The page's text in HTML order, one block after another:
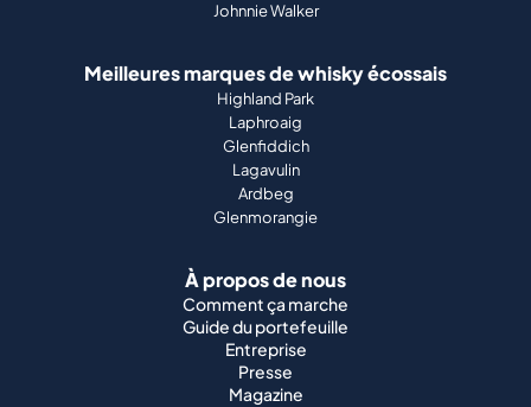
Johnnie Walker
Meilleures marques de whisky écossais
Highland Park
Laphroaig
Glenfiddich
Lagavulin
Ardbeg
Glenmorangie
À propos de nous
Comment ça marche
Guide du portefeuille
Entreprise
Presse
Magazine